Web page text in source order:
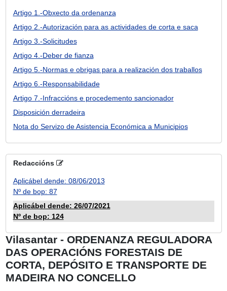
Artigo 1.-Obxecto da ordenanza
Artigo 2.-Autorización para as actividades de corta e saca
Artigo 3.-Solicitudes
Artigo 4.-Deber de fianza
Artigo 5.-Normas e obrigas para a realización dos traballos
Artigo 6.-Responsabilidade
Artigo 7.-Infraccións e procedemento sancionador
Disposición derradeira
Nota do Servizo de Asistencia Económica a Municipios
Redaccións
Aplicábel dende: 08/06/2013
Nº de bop: 87
Aplicábel dende: 26/07/2021
Nº de bop: 124
Vilasantar - ORDENANZA REGULADORA
DAS OPERACIÓNS FORESTAIS DE
CORTA, DEPÓSITO E TRANSPORTE DE
MADEIRA NO CONCELLO